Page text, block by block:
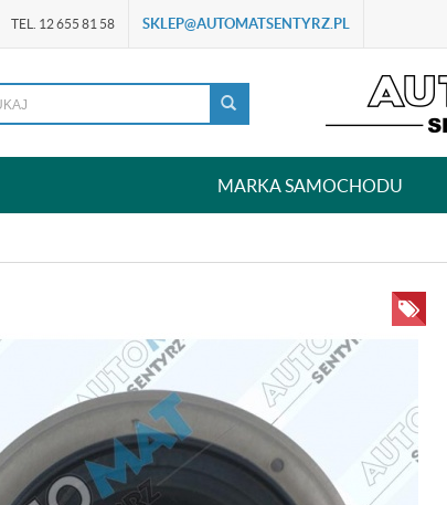
TEL. 12 655 81 58 SKLEP@AUTOMATSENTYRZ.PL
MARKA SAMOCHODU